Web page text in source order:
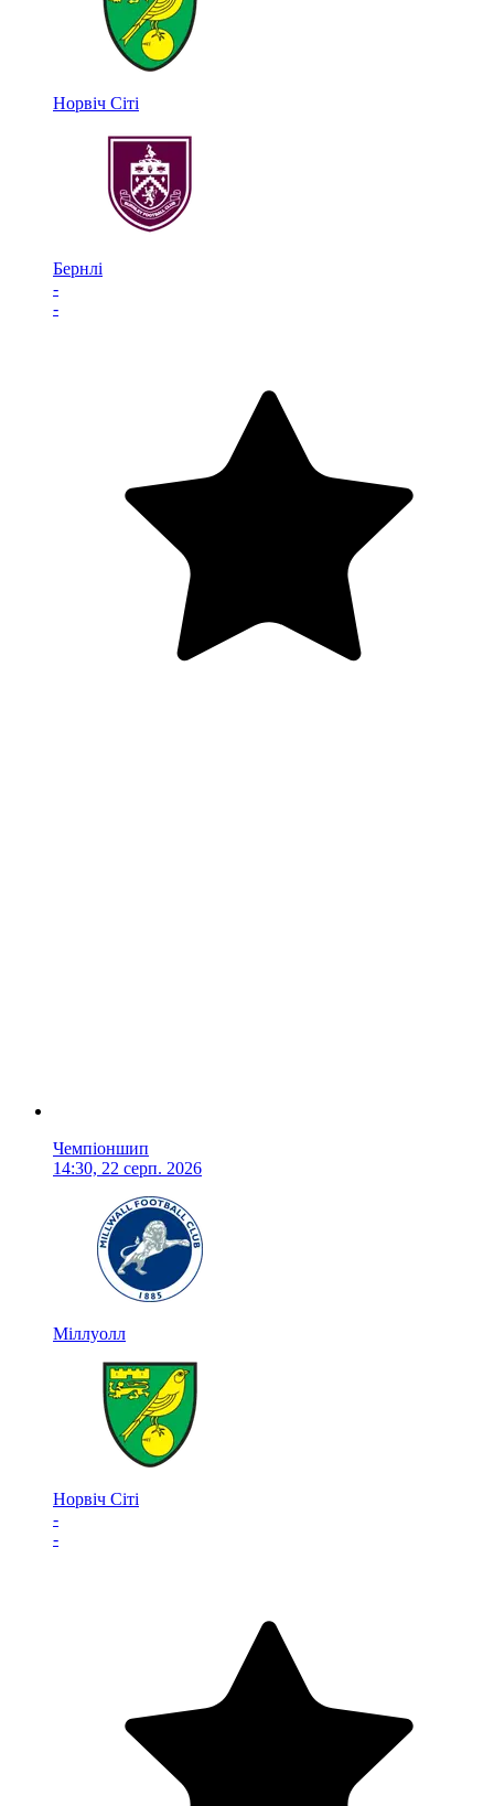
Норвіч Сіті
Бернлі
-
-
Чемпіоншип
14:30, 22 серп. 2026
Міллуолл
Норвіч Сіті
-
-